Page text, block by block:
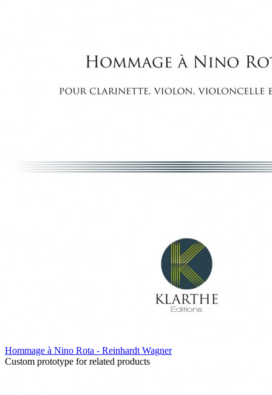
Hommage à Nino Rota - Reinhardt Wagner
Custom prototype for related products